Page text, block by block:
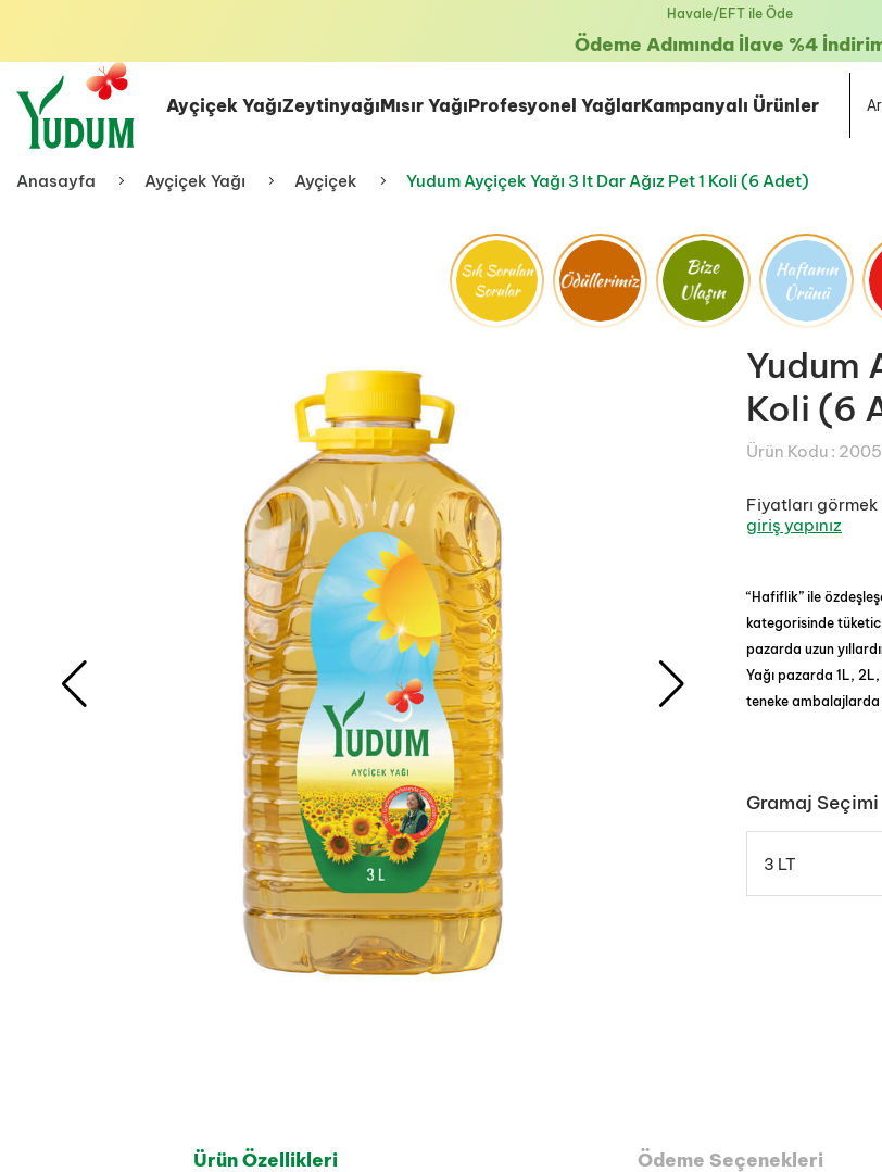
Havale/EFT ile Öde
Ödeme Adımında İlave %4
Ayçiçek YağıZeytinyağıMısır YağıProfesyonel YağlarKampanyalı Ürünler
Anasayfa Ayçiçek Yağı Ayçiçek Yudum Ayçiçek Yağı 3 lt Dar Ağız Pet 1 Koli (6 Adet)
Yudum
Koli (6
Ürün Kodu :
Fiyatları görmek
giriş yapınız
“Hafiflik” ile
kategorisinde
pazarda uzun
Yağı pazarda 1L,
teneke ambalajlarda
Gramaj Seçimi
3 LT
Ürün Özellikleri Ödeme Seçenekleri